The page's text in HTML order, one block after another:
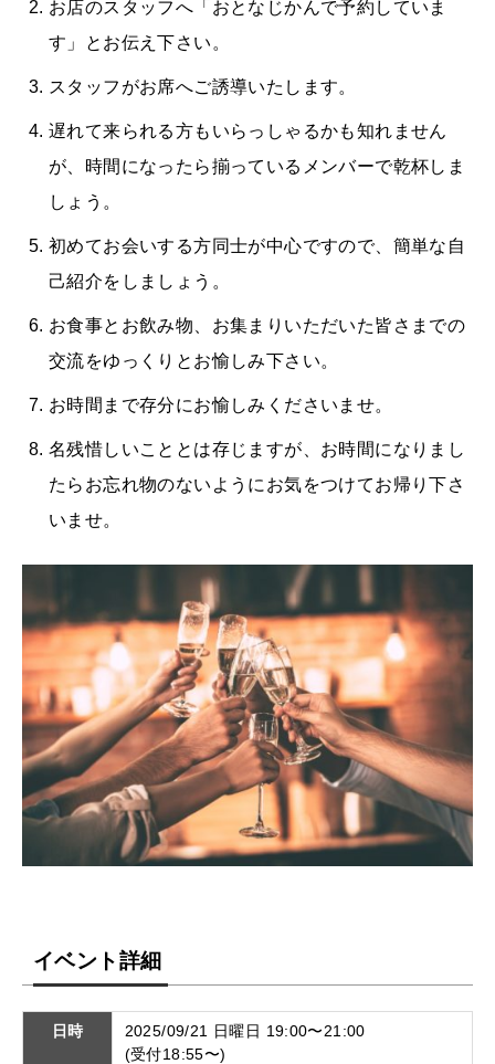
お店のスタッフへ「おとなじかんで予約していま
す」とお伝え下さい。
スタッフがお席へご誘導いたします。
遅れて来られる方もいらっしゃるかも知れません
が、時間になったら揃っているメンバーで乾杯しま
しょう。
初めてお会いする方同士が中心ですので、簡単な自
己紹介をしましょう。
お食事とお飲み物、お集まりいただいた皆さまでの
交流をゆっくりとお愉しみ下さい。
お時間まで存分にお愉しみくださいませ。
名残惜しいこととは存じますが、お時間になりまし
たらお忘れ物のないようにお気をつけてお帰り下さ
いませ。
イベント詳細
日時
2025/09/21 日曜日 19:00〜21:00
(受付18:55〜)